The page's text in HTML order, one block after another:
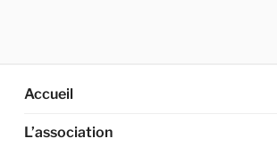
Accueil
L’association